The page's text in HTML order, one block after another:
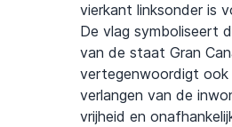
vierkant linksonder is
De vlag symboliseert
van de staat Gran
vertegenwoordigt ook
verlangen van de
vrijheid en